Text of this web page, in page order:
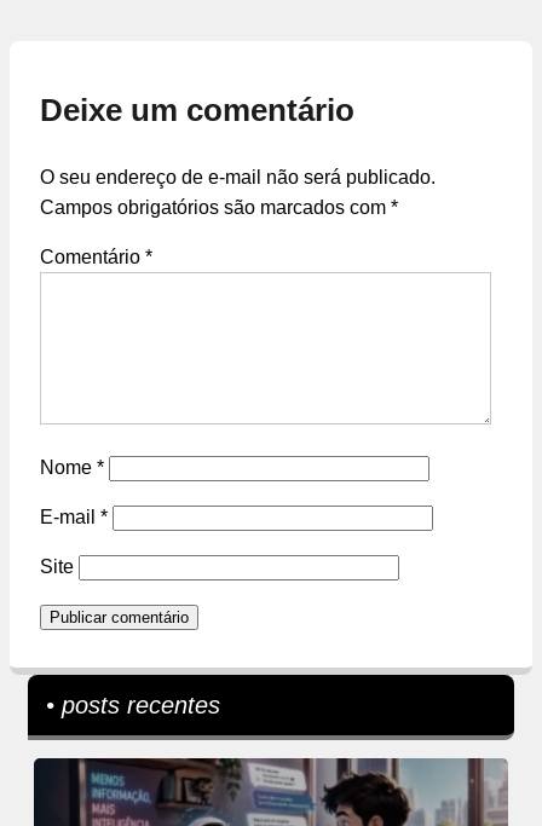
Deixe um comentário
O seu endereço de e-mail não será publicado.
Campos obrigatórios são marcados com *
Comentário *
Nome *
E-mail *
Site
• posts recentes